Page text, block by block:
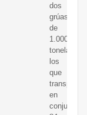
dos
grúas
de
1.000
toneladas,
los
que
en
conjunto